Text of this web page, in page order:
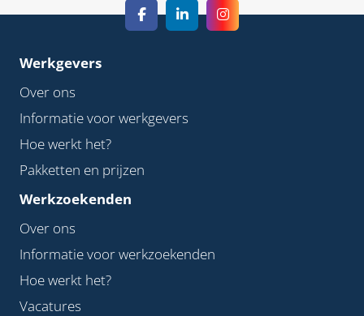
Werkgevers
Over ons
Informatie voor werkgevers
Hoe werkt het?
Pakketten en prijzen
Werkzoekenden
Over ons
Informatie voor werkzoekenden
Hoe werkt het?
Vacatures